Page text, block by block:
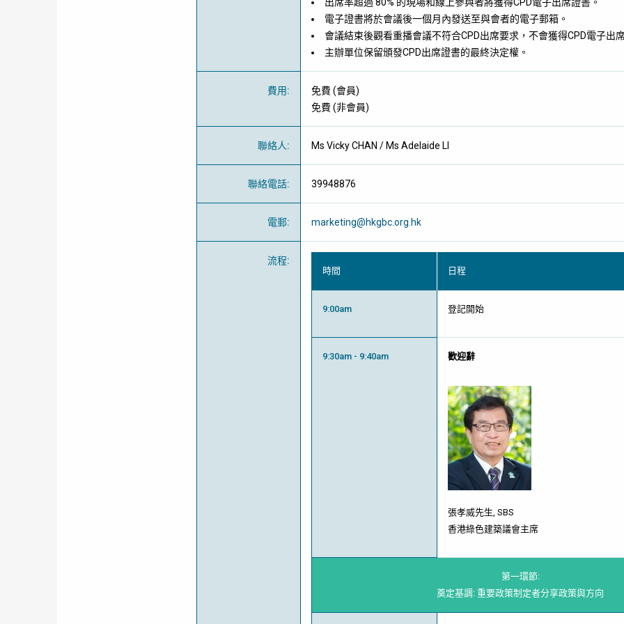
電子證書將於會議後一個月內發送至與會者的電子郵箱。
會議結束後觀看重播會議不符合CPD出席要求，不會獲得CPD電子出
主辦單位保留頒發CPD出席證書的最終決定權。
費用: 免費 (會員)
免費 (非會員)
聯絡人: Ms Vicky CHAN / Ms Adelaide LI
聯絡電話: 39948876
電郵: marketing@hkgbc.org.hk
流程:
時間 日程
9:00am 登記開始
9:30am - 9:40am 歡迎辭
張孝威先生, SBS
香港綠色建築議會主席
第一環節:
奠定基調: 重要政策制定者分享政策與方向